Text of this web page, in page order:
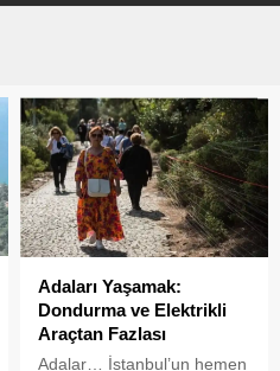
Adaları Yaşamak:
Dondurma ve Elektrikli
Araçtan Fazlası
Adalar… İstanbul’un hemen